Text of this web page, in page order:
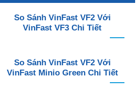
So Sánh VinFast VF2 Với
VinFast VF3 Chi Tiết
So Sánh VinFast VF2 Với
VinFast Minio Green Chi Tiết